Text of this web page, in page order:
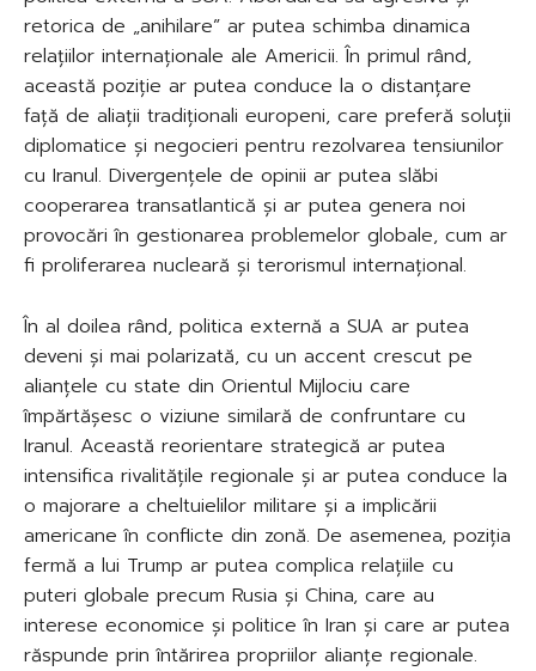
retorica de „anihilare” ar putea schimba dinamica
relațiilor internaționale ale Americii. În primul rând,
această poziție ar putea conduce la o distanțare
față de aliații tradiționali europeni, care preferă soluții
diplomatice și negocieri pentru rezolvarea tensiunilor
cu Iranul. Divergențele de opinii ar putea slăbi
cooperarea transatlantică și ar putea genera noi
provocări în gestionarea problemelor globale, cum ar
fi proliferarea nucleară și terorismul internațional.
În al doilea rând, politica externă a SUA ar putea
deveni și mai polarizată, cu un accent crescut pe
alianțele cu state din Orientul Mijlociu care
împărtășesc o viziune similară de confruntare cu
Iranul. Această reorientare strategică ar putea
intensifica rivalitățile regionale și ar putea conduce la
o majorare a cheltuielilor militare și a implicării
americane în conflicte din zonă. De asemenea, poziția
fermă a lui Trump ar putea complica relațiile cu
puteri globale precum Rusia și China, care au
interese economice și politice în Iran și care ar putea
răspunde prin întărirea propriilor alianțe regionale.